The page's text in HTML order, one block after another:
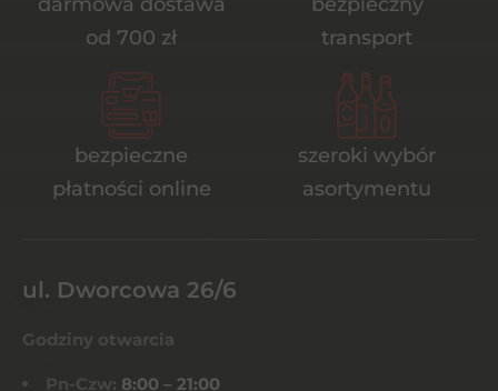
od 700 zł
transport
bezpieczne
płatności online
szeroki wybór
asortymentu
ul. Dworcowa 26/6
Godziny otwarcia
Pn-Czw: 8:00 – 21:00